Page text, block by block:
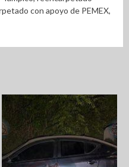
con apoyo de PEMEX,